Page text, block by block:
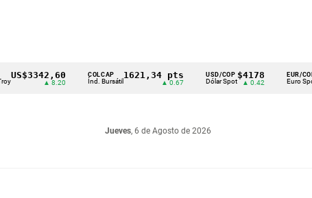
COLCAP
Índ. Bursátil
1621,34 pts USD/COP
Dólar Spot
$4178
▲ 0.42
EUR/COP
Euro Spot
Jueves, 6 de Agosto de 2026